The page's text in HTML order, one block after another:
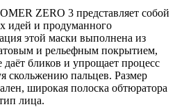
ZERO 3 представляет собой
идей и продуманного
этой маски выполнена из
и рельефным покрытием,
даёт бликов и упрощает процесс
скольжению пальцев. Размер
широкая полоска обтюратора
лица.